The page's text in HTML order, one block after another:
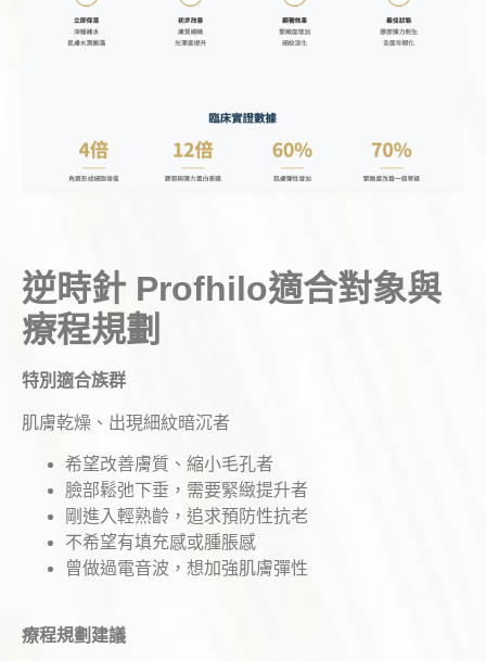
逆時針 Profhilo適合對象與
療程規劃
特別適合族群
肌膚乾燥、出現細紋暗沉者
希望改善膚質、縮小毛孔者
臉部鬆弛下垂，需要緊緻提升者
剛進入輕熟齡，追求預防性抗老
不希望有填充感或腫脹感
曾做過電音波，想加強肌膚彈性
療程規劃建議